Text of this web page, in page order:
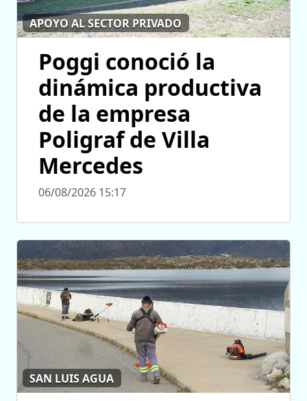
APOYO AL SECTOR PRIVADO
Poggi conoció la
dinámica productiva
de la empresa
Poligraf de Villa
Mercedes
06/08/2026 15:17
SAN LUIS AGUA